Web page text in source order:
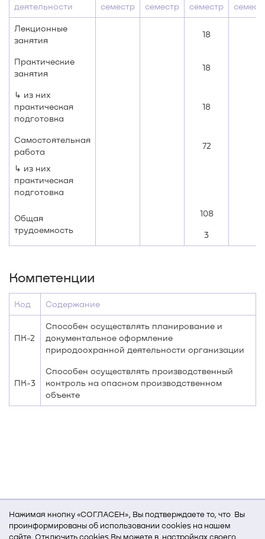
Нажимая кнопку «СОГЛАСЕН», Вы подтверждаете то, что Вы
проинформированы об использовании cookies на нашем
сайте. Отключить cookies Вы можете в настройках своего
деятельности
семестр
семестр
семестр
Лекционные
занятия
18
Практические
занятия
18
↳ из них
практическая
подготовка
18
Самостоятельная
работа
72
↳ из них
практическая
подготовка
Общая
трудоемкость
108
3
Компетенции
Код Содержание
ПК-2
Способен осуществлять планирование и
документальное оформление
природоохранной деятельности организации
ПК-3
Способен осуществлять производственный
контроль на опасном производственном
объекте